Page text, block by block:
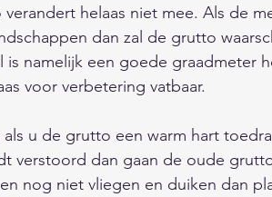
helaas niet mee. Als de
dan zal de grutto
namelijk een goede graadmeter
voor verbetering vatbaar.
u de grutto een warm hart
verstoord dan gaan de oude
nog niet vliegen en duiken dan